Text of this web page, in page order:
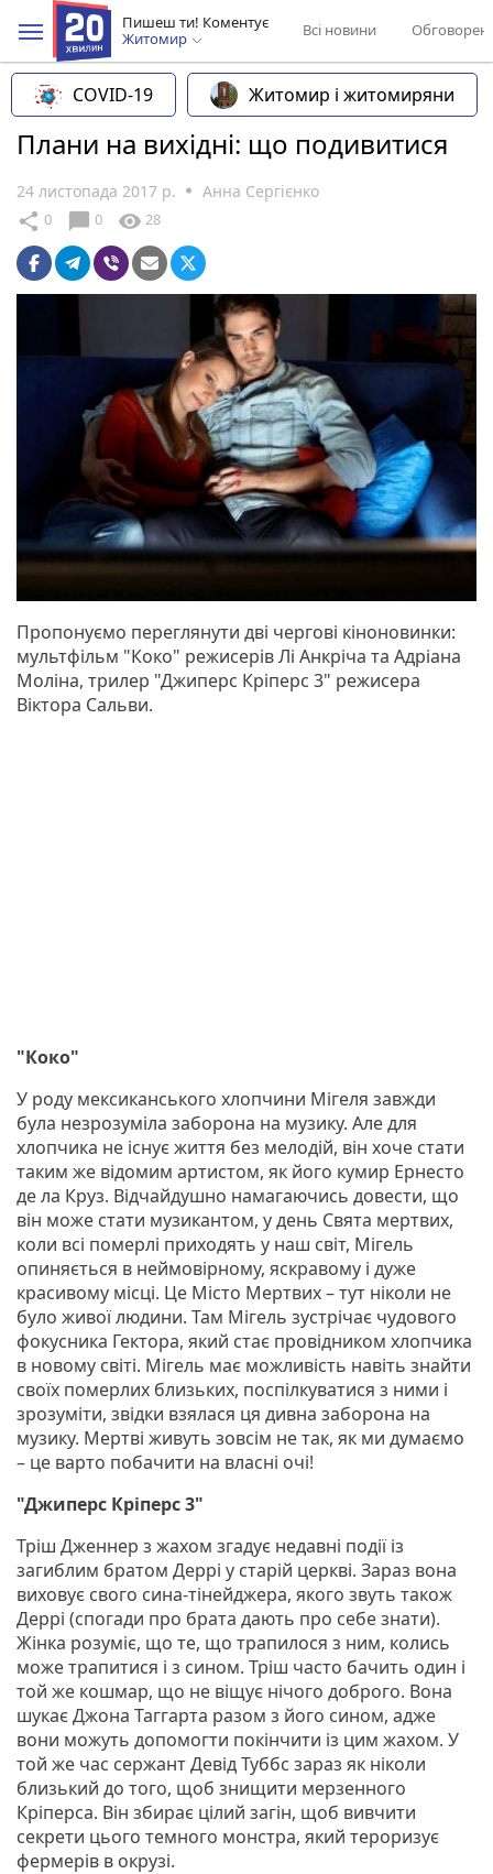
Пишеш ти! Коментує
Житомир
Всі новини
COVID-19 Житомир і житомиряни
Плани на вихідні: що подивитися
24 листопада 2017 р. Анна Сергієнко
share 0 chat_bubble 0 visibility 28
Пропонуємо переглянути дві чергові кіноновинки:
мультфільм "Коко" режисерів Лі Анкріча та Адріана
Моліна, трилер "Джиперс Кріперс 3" режисера
Віктора Сальви.
"Коко"
У роду мексиканського хлопчини Мігеля завжди
була незрозуміла заборона на музику. Але для
хлопчика не існує життя без мелодій, він хоче стати
таким же відомим артистом, як його кумир Ернесто
де ла Круз. Відчайдушно намагаючись довести, що
він може стати музикантом, у день Свята мертвих,
коли всі померлі приходять у наш світ, Мігель
опиняється в неймовірному, яскравому і дуже
красивому місці. Це Місто Мертвих – тут ніколи не
було живої людини. Там Мігель зустрічає чудового
фокусника Гектора, який стає провідником хлопчика
в новому світі. Мігель має можливість навіть знайти
своїх померлих близьких, поспілкуватися з ними і
зрозуміти, звідки взялася ця дивна заборона на
музику. Мертві живуть зовсім не так, як ми думаємо
– це варто побачити на власні очі!
"Джиперс Кріперс 3"
Тріш Дженнер з жахом згадує недавні події із
загиблим братом Деррі у старій церкві. Зараз вона
виховує свого сина-тінейджера, якого звуть також
Деррі (спогади про брата дають про себе знати).
Жінка розуміє, що те, що трапилося з ним, колись
може трапитися і з сином. Тріш часто бачить один і
той же кошмар, що не віщує нічого доброго. Вона
шукає Джона Таггарта разом з його сином, адже
вони можуть допомогти покінчити із цим жахом. У
той же час сержант Девід Туббс зараз як ніколи
близький до того, щоб знищити мерзенного
Кріперса. Він збирає цілий загін, щоб вивчити
секрети цього темного монстра, який тероризує
фермерів в окрузі.